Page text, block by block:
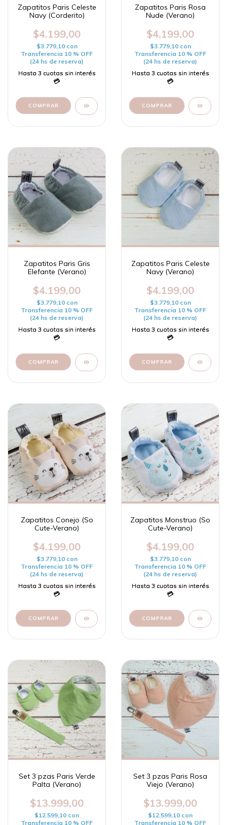
Zapatitos Paris Celeste
Navy (Corderito)
$4.199,00
$3.779,10 con
Transferencia 10 % OFF
(24 hs de reserva)
COMPRAR
Zapatitos Paris Rosa
Nude (Verano)
$4.199,00
$3.779,10 con
Transferencia 10 % OFF
(24 hs de reserva)
COMPRAR
Zapatitos Paris Gris
Elefante (Verano)
$4.199,00
$3.779,10 con
Transferencia 10 % OFF
(24 hs de reserva)
COMPRAR
Zapatitos Paris Celeste
Navy (Verano)
$4.199,00
$3.779,10 con
Transferencia 10 % OFF
(24 hs de reserva)
COMPRAR
Zapatitos Conejo (So
Cute-Verano)
$4.199,00
$3.779,10 con
Transferencia 10 % OFF
(24 hs de reserva)
COMPRAR
Zapatitos Monstruo (So
Cute-Verano)
$4.199,00
$3.779,10 con
Transferencia 10 % OFF
(24 hs de reserva)
COMPRAR
Set 3 pzas Paris Verde
Palta (Verano)
$13.999,00
$12.599,10 con
Transferencia 10 % OFF
Set 3 pzas Paris Rosa
Viejo (Verano)
$13.999,00
$12.599,10 con
Transferencia 10 % OFF